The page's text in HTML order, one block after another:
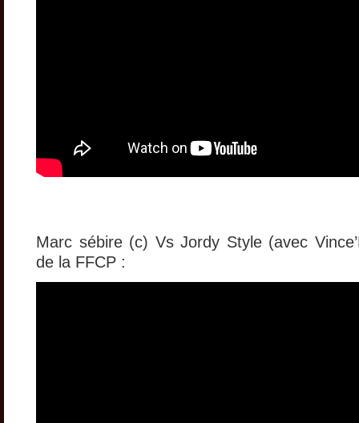
Marc sébire (c) Vs Jordy Style (avec
de la FFCP :